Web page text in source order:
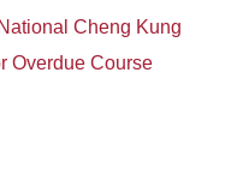
National Cheng Kung
Overdue Course